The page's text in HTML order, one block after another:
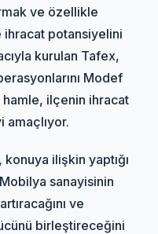
ve özellikle
ihracat potansiyelini
kurulan Tafex,
Modef
hamle, ilçenin ihracat
amaçlıyor.
ilişkin yaptığı
sanayisinin
ve
birleştireceğini